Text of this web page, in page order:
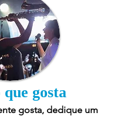
que gosta
gosta, dedique um